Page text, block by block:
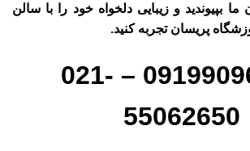
بپیوندید و زیبایی دلخواه خود را با سالن
پریسان تجربه کنید.
09199096329 – 021-
55062650